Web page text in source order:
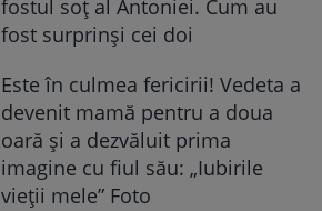
fostul soț al Antoniei. Cum au
fost surprinși cei doi
Este în culmea fericirii! Vedeta a
devenit mamă pentru a doua
oară și a dezvăluit prima
imagine cu fiul său: „Iubirile
vieții mele” Foto